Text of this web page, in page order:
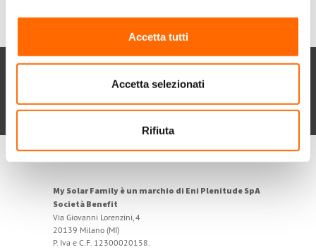
Accetta tutti
Accetta selezionati
Rifiuta
POR FESR 2014-2020
My Solar Family è un marchio di Eni Plenitude SpA
Società Benefit
Via Giovanni Lorenzini, 4
20139 Milano (MI)
P. Iva e C.F. 12300020158.